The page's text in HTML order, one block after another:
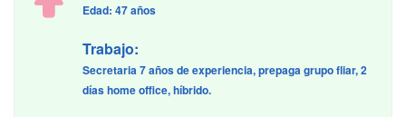
Edad: 47 años
Trabajo:
Secretaria 7 años de experiencia, prepaga grupo fliar, 2
días home office, híbrido.